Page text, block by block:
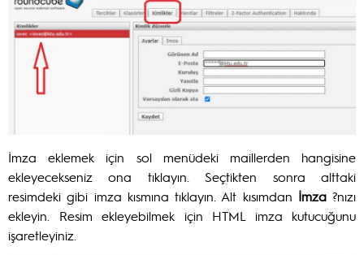
İmza eklemek için sol menüdeki maillerden hangisine
ekleyecekseniz ona tıklayın. Seçtikten sonra alttaki
resimdeki gibi imza kısmına tıklayın. Alt kısımdan İmza ?nızı
ekleyin. Resim ekleyebilmek için HTML imza kutucuğunu
işaretleyiniz.